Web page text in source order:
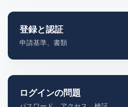
登録と認証
申請基準、書類
ログインの問題